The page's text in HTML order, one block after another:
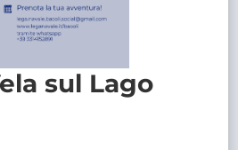
sul Lago